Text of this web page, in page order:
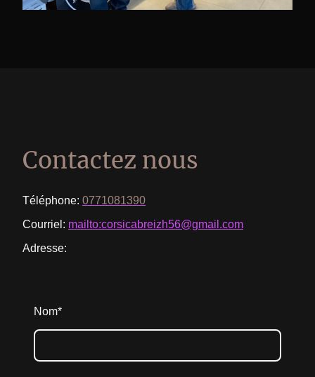
Contactez nous
Téléphone: 0771081390
Courriel: mailto:corsicabreizh56@gmail.com
Adresse:
Nom*